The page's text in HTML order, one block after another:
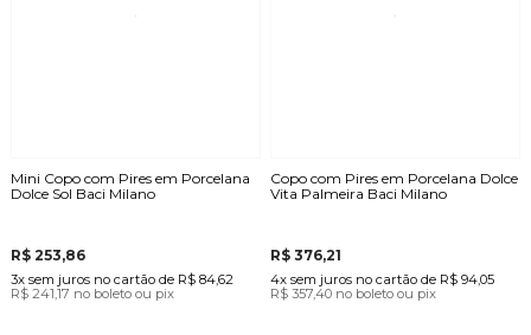
Mini Copo com Pires em Porcelana
Dolce Sol Baci Milano
R$ 253,86
3x sem juros no cartãode R$ 84,62
R$ 241,17 no boleto ou pix
Copo com Pires em Porcelana Dolce
Vita Palmeira Baci Milano
R$ 376,21
4x sem juros no cartão de R$ 94,05
R$ 357,40 no boleto ou pix